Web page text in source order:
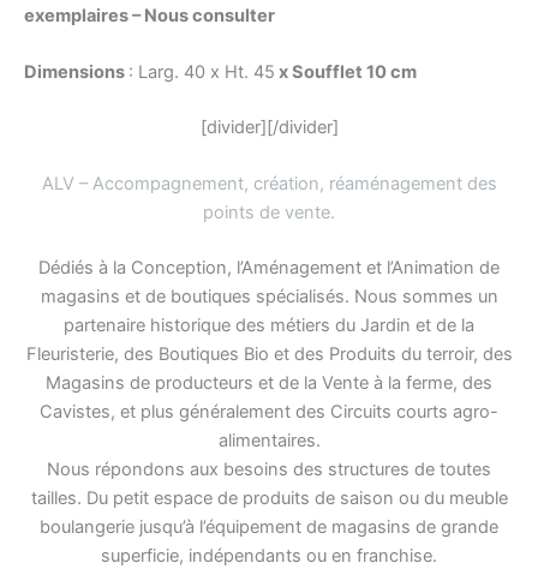
exemplaires – Nous consulter
Dimensions : Larg. 40 x Ht. 45 x Soufflet 10 cm
[divider][/divider]
ALV – Accompagnement, création, réaménagement des
points de vente.
Dédiés à la Conception, l’Aménagement et l’Animation de
magasins et de boutiques spécialisés. Nous sommes un
partenaire historique des métiers du Jardin et de la
Fleuristerie, des Boutiques Bio et des Produits du terroir, des
Magasins de producteurs et de la Vente à la ferme, des
Cavistes, et plus généralement des Circuits courts agro-
alimentaires.
Nous répondons aux besoins des structures de toutes
tailles. Du petit espace de produits de saison ou du meuble
boulangerie jusqu’à l’équipement de magasins de grande
superficie, indépendants ou en franchise.